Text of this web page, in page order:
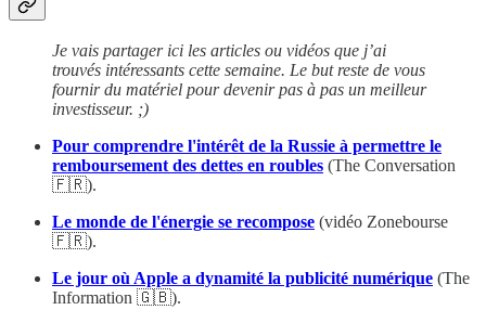
Je vais partager ici les articles ou vidéos que j’ai
trouvés intéressants cette semaine. Le but reste de vous
fournir du matériel pour devenir pas à pas un meilleur
investisseur. ;)
Pour comprendre l'intérêt de la Russie à permettre le
remboursement des dettes en roubles (The Conversation
🇫🇷).
Le monde de l'énergie se recompose (vidéo Zonebourse
🇫🇷).
Le jour où Apple a dynamité la publicité numérique (The
Information 🇬🇧).